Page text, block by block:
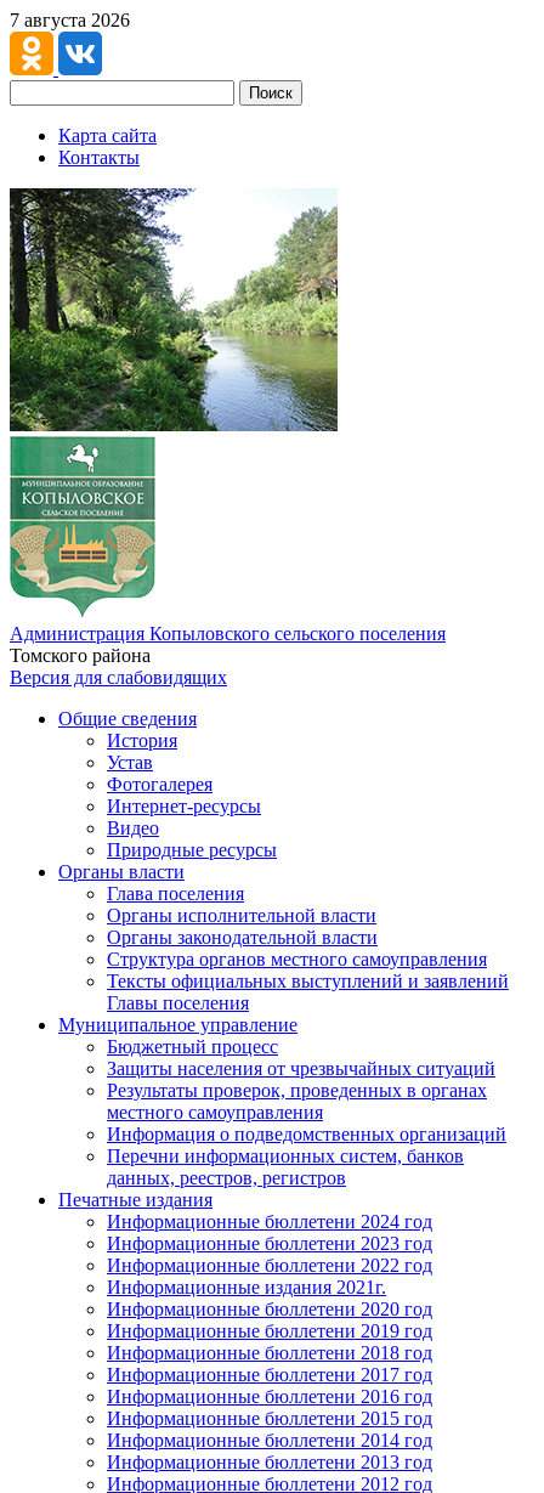
7 августа 2026
Поиск
Карта сайта
Контакты
Администрация Копыловского сельского поселения
Томского района
Версия для слабовидящих
Общие сведения
История
Устав
Фотогалерея
Интернет-ресурсы
Видео
Природные ресурсы
Органы власти
Глава поселения
Органы исполнительной власти
Органы законодательной власти
Структура органов местного самоуправления
Тексты официальных выступлений и заявлений
Главы поселения
Муниципальное управление
Бюджетный процесс
Защиты населения от чрезвычайных ситуаций
Результаты проверок, проведенных в органах
местного самоуправления
Информация о подведомственных организаций
Перечни информационных систем, банков
данных, реестров, регистров
Печатные издания
Информационные бюллетени 2024 год
Информационные бюллетени 2023 год
Информационные бюллетени 2022 год
Информационные издания 2021г.
Информационные бюллетени 2020 год
Информационные бюллетени 2019 год
Информационные бюллетени 2018 год
Информационные бюллетени 2017 год
Информационные бюллетени 2016 год
Информационные бюллетени 2015 год
Информационные бюллетени 2014 год
Информационные бюллетени 2013 год
Информационные бюллетени 2012 год